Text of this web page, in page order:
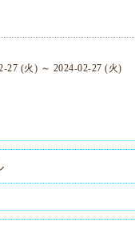
27 (火) ～ 2024-02-27 (火)